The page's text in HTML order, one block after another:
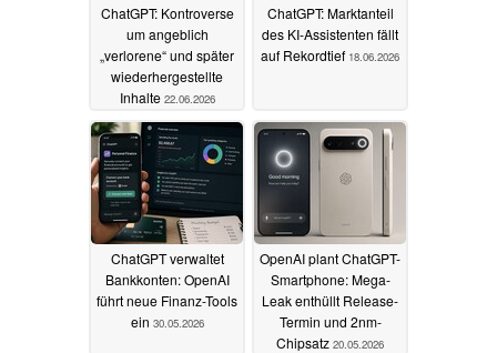
ChatGPT: Kontroverse
um angeblich
„verlorene“ und später
wiederhergestellte
Inhalte 22.06.2026
ChatGPT: Marktanteil
des KI-Assistenten fällt
auf Rekordtief 18.06.2026
ChatGPT verwaltet
Bankkonten: OpenAI
führt neue Finanz-Tools
ein 30.05.2026
OpenAI plant ChatGPT-
Smartphone: Mega-
Leak enthüllt Release-
Termin und 2nm-
Chipsatz 20.05.2026